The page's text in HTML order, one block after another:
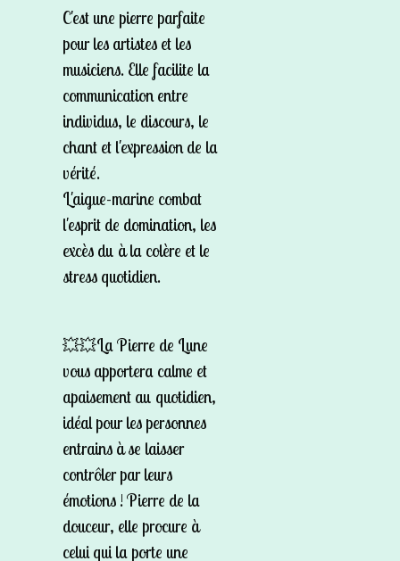
C'est une pierre parfaite
pour les artistes et les
musiciens. Elle facilite la
communication entre
individus, le discours, le
chant et l'expression de la
vérité.
L'aigue-marine combat
l'esprit de domination, les
excès du à la colère et le
stress quotidien.
💥💥La Pierre de Lune
vous apportera calme et
apaisement au quotidien,
idéal pour les personnes
entrains à se laisser
contrôler par leurs
émotions ! Pierre de la
douceur, elle procure à
celui qui la porte une